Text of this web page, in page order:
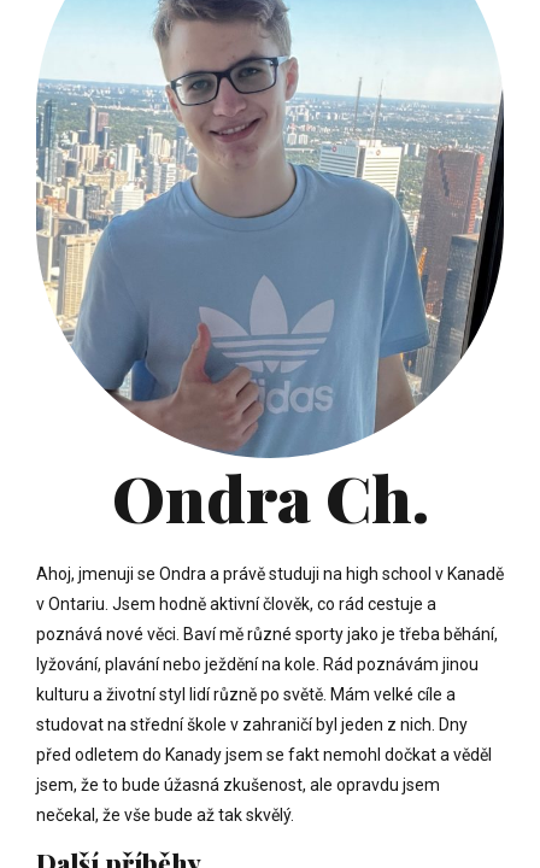
Ondra Ch.
Ahoj, jmenuji se Ondra a právě studuji na high school v Kanadě
v Ontariu. Jsem hodně aktivní člověk, co rád cestuje a
poznává nové věci. Baví mě různé sporty jako je třeba běhání,
lyžování, plavání nebo ježdění na kole. Rád poznávám jinou
kulturu a životní styl lidí různě po světě. Mám velké cíle a
studovat na střední škole v zahraničí byl jeden z nich. Dny
před odletem do Kanady jsem se fakt nemohl dočkat a věděl
jsem, že to bude úžasná zkušenost, ale opravdu jsem
nečekal, že vše bude až tak skvělý.